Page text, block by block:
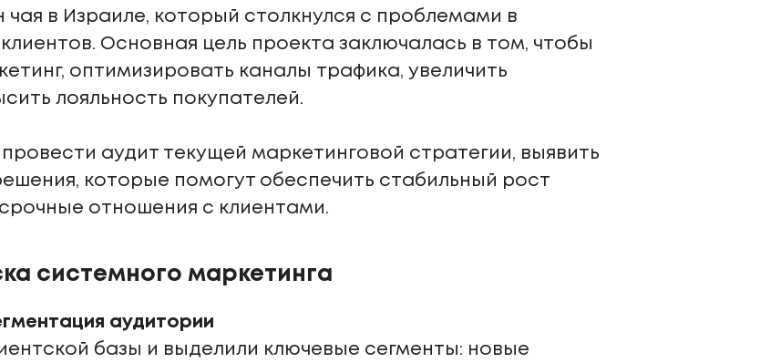
чая в Израиле, который столкнулся с проблемами в
Основная цель проекта заключалась в том, чтобы
оптимизировать каналы трафика, увеличить
лояльность покупателей.
аудит текущей маркетинговой стратегии, выявить
которые помогут обеспечить стабильный рост
отношения с клиентами.
системного маркетинга
аудитории
базы и выделили ключевые сегменты: новые